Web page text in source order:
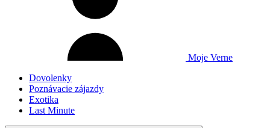
Moje Verne
Dovolenky
Poznávacie zájazdy
Exotika
Last Minute